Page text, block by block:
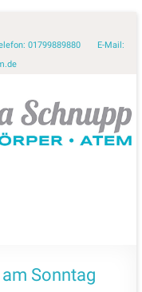
01799889880 E-Mail:
Sonntag